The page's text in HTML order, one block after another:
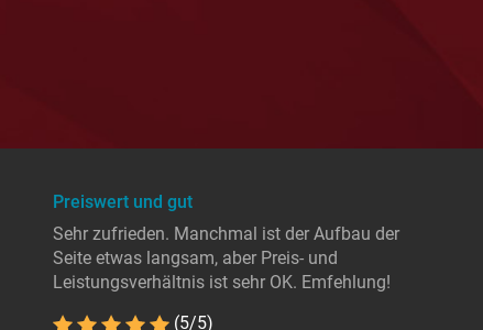
Preiswert und gut
Sehr zufrieden. Manchmal ist der Aufbau der
Seite etwas langsam, aber Preis- und
Leistungsverhältnis ist sehr OK. Emfehlung!
(5/5)